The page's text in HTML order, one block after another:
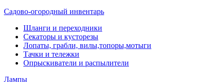
Садово-огородный инвентарь
Шланги и переходники
Секаторы и кусторезы
Лопаты, грабли, вилы,топоры,мотыги
Тачки и тележки
Опрыскиватели и распылители
Лампы